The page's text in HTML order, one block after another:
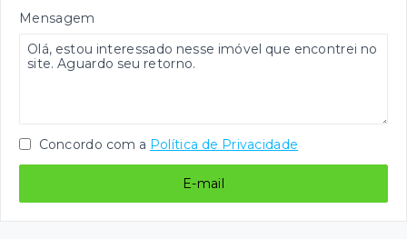
Mensagem
Concordo com a Política de Privacidade
E-mail